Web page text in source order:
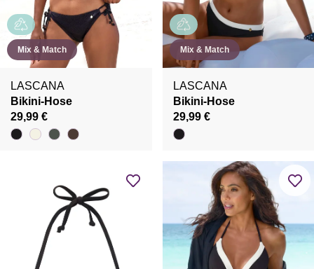
Mix & Match
LASCANA
Bikini-Hose
29,99 €
Mix & Match
LASCANA
Bikini-Hose
29,99 €